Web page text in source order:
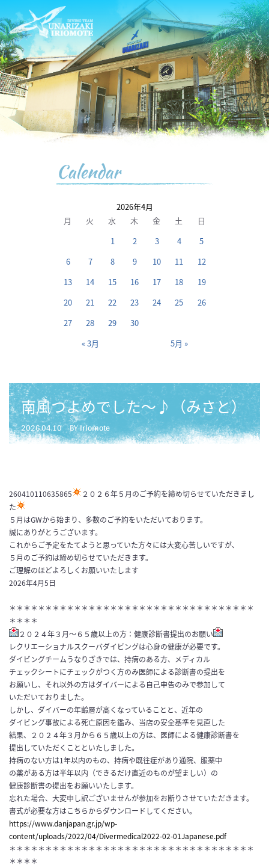
Calendar
2026年4月
月
火 水 木 金 土 日
« 3月 5月 »
1 2 3 4
5
6
7 8 9 10 11
12
13
14 15 16 17 18
19
20
21 22 23 24 25
26
27
28 29 30
南風つよめでした～♪（みさと）
2026.04.10 BY iriomote
260410110635865
２０２６年５月のご予約を締め切らせていただきまし
た
５月はGWから始まり、多数のご予約をいただいております。
誠にありがとうございます。
これからご予定をたてようと思っていた方々には大変心苦しいですが、
５月のご予約は締め切らせていただきます。
ご理解のほどよろしくお願いいたします
2026年4月5日
＊＊＊＊＊＊＊＊＊＊＊＊＊＊＊＊＊＊＊＊＊＊＊＊＊＊＊＊＊＊＊＊＊＊
＊＊＊＊
２０２４年３月～６５歳以上の方：健康診断書提出のお願い
レクリエーショナルスクーバダイビングは心身の健康が必要です。
ダイビングチームうなりざきでは、持病のある方、メディカル
チェックシートにチェックがつく方のみ医師による診断書の提出を
お願いし、それ以外の方はダイバーによる自己申告のみで参加して
いただいておりました。
しかし、ダイバーの年齢層が高くなっていることと、近年の
ダイビング事故による死亡原因を鑑み、当店の安全基準を見直した
結果、２０２４年３月から６５歳以上の方は、医師による健康診断書を
提出していただくことといたしました。
持病のない方は1年以内のもの、持病や既往症があり通院、服薬中
の薬がある方は半年以内（できるだけ直近のものが望ましい）の
健康診断書の提出をお願いいたします。
忘れた場合、大変申し訳ございませんが参加をお断りさせていただきます。
書式が必要な方はこちらからダウンロードしてください。
https://www.danjapan.gr.jp/wp-
content/uploads/2022/04/Divermedical2022-02-01Japanese.pdf
＊＊＊＊＊＊＊＊＊＊＊＊＊＊＊＊＊＊＊＊＊＊＊＊＊＊＊＊＊＊＊＊＊＊
＊＊＊＊